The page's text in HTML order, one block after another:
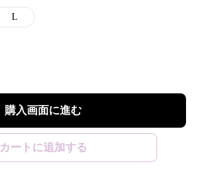
L
購入画面に進む
カートに追加する